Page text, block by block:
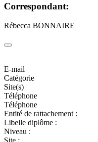
Correspondant:
Rébecca BONNAIRE
E-mail
Catégorie
Site(s)
Téléphone
Téléphone
Entité de rattachement :
Libelle diplôme :
Niveau :